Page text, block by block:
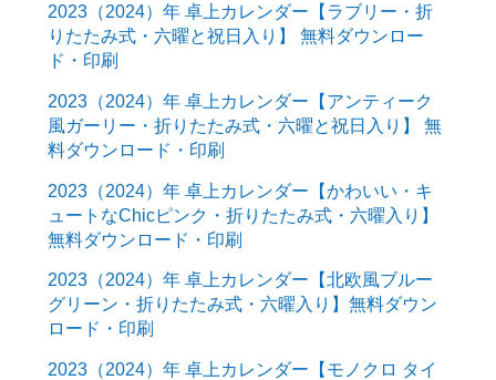
2023（2024）年 卓上カレンダー【ラブリー・折
りたたみ式・六曜と祝日入り】 無料ダウンロー
ド・印刷
2023（2024）年 卓上カレンダー【アンティーク
風ガーリー・折りたたみ式・六曜と祝日入り】 無
料ダウンロード・印刷
2023（2024）年 卓上カレンダー【かわいい・キ
ュートなChicピンク・折りたたみ式・六曜入り】
無料ダウンロード・印刷
2023（2024）年 卓上カレンダー【北欧風ブルー
グリーン・折りたたみ式・六曜入り】無料ダウン
ロード・印刷
2023（2024）年 卓上カレンダー【モノクロ タイ